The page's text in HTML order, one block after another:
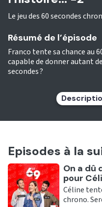
Le jeu des 60 secondes
Résumé de l’épisode
Franco tente sa chance au
capable de donner autant
secondes ?
Episodes à la
Ecouter
On a dû
pour
Céline
chrono.